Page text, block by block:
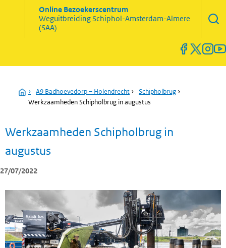
Online Bezoekerscentrum
WeguitbreidingSchiphol-Amsterdam-Almere
(SAA)
Home
› A9 Badhoevedorp – Holendrecht › Schipholbrug ›
Werkzaamheden Schipholbrug in augustus
Werkzaamheden Schipholbrug in
augustus
27/07/2022